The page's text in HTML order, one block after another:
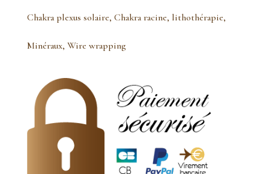
septaria
bronze
Chakra plexus solaire, Chakra racine, lithothérapie,
Minéraux, Wire wrapping